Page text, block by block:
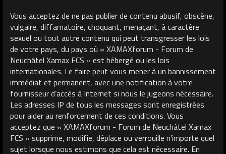
Vous acceptez de ne pas publier de contenu abusif, obscène,
vulgaire, diffamatoire, choquant, menaçant, à caractère
sexuel ou tout autre contenu qui peut transgresser les lois
de votre pays, du pays où « XAMAXforum - Forum de
Neuchâtel Xamax FCS » est hébergé ou les lois
internationales. Le faire peut vous mener à un bannissement
immédiat et permanent, avec une notification à votre
fournisseur d’accès à Internet si nous le jugeons nécessaire.
Les adresses IP de tous les messages sont enregistrées
pour aider au renforcement de ces conditions. Vous
acceptez que « XAMAXforum - Forum de Neuchâtel Xamax
FCS » supprime, modifie, déplace ou verrouille n’importe quel
sujet lorsque nous estimons que cela est nécessaire. En